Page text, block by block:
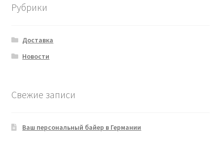
Рубрики
Доставка
Новости
Свежие записи
Ваш персональный байер в Германии